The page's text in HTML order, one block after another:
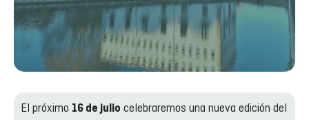
El próximo 16 de julio celebraremos una nueva edición del